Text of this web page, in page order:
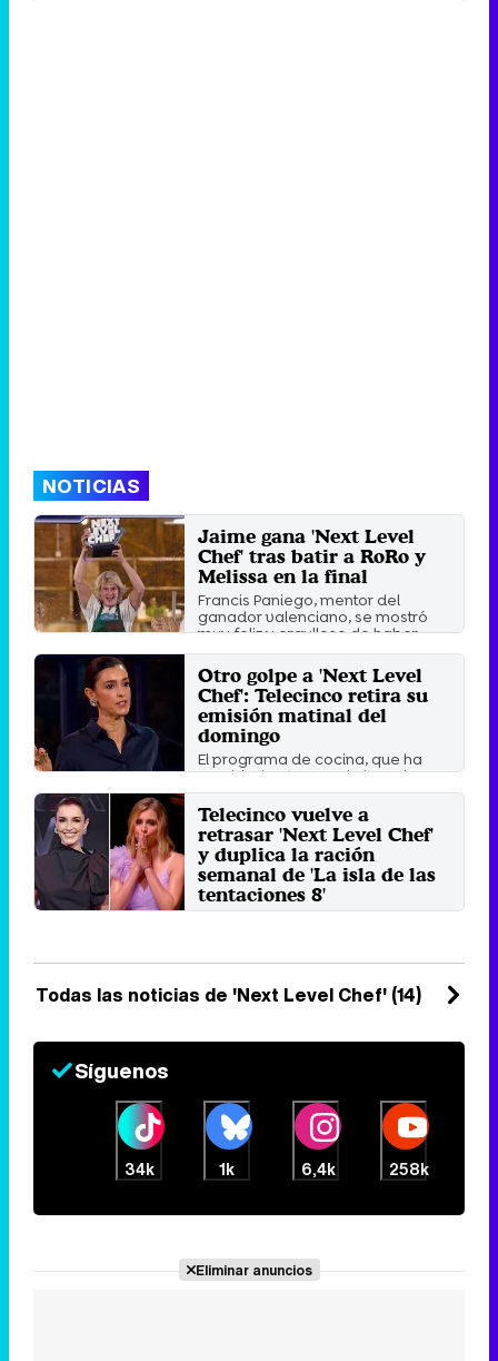
NOTICIAS
Jaime gana 'Next Level
Chef' tras batir a RoRo y
Melissa en la final
Francis Paniego, mentor del
ganador valenciano, se mostró
muy feliz y orgulloso de haber ...
Jueves 13 Marzo 2025 13:14
Otro golpe a 'Next Level
Chef': Telecinco retira su
emisión matinal del
domingo
El programa de cocina, que ha
cambiado otra vez de horario en
la noche de los miércoles, ...
Viernes 24 Enero 2025 10:55
Telecinco vuelve a
retrasar 'Next Level Chef'
y duplica la ración
semanal de 'La isla de las
tentaciones 8'
Todas las noticias de 'Next Level Chef' (14)
Síguenos
34k 1k 6,4k 258k
Eliminar anuncios